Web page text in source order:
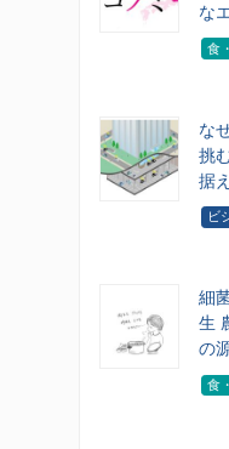
な
食
な
挑
据
ビ
細
生
の
食